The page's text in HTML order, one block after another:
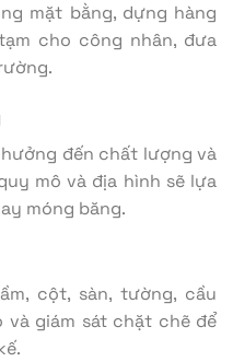
mặt bằng, dựng hàng
cho công nhân, đưa
đến chất lượng và
mô và địa hình sẽ lựa
móng băng.
cột, sàn, tường, cầu
giám sát chặt chẽ để